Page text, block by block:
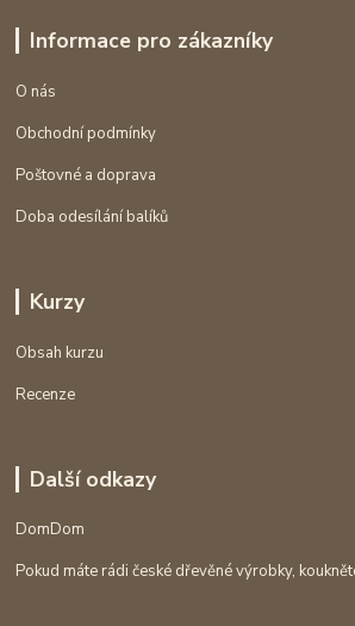
Informace pro zákazníky
O nás
Obchodní podmínky
Poštovné a doprava
Doba odesílání balíků
Kurzy
Obsah kurzu
Recenze
Další odkazy
DomDom
Pokud máte rádi české dřevěné výrobky,